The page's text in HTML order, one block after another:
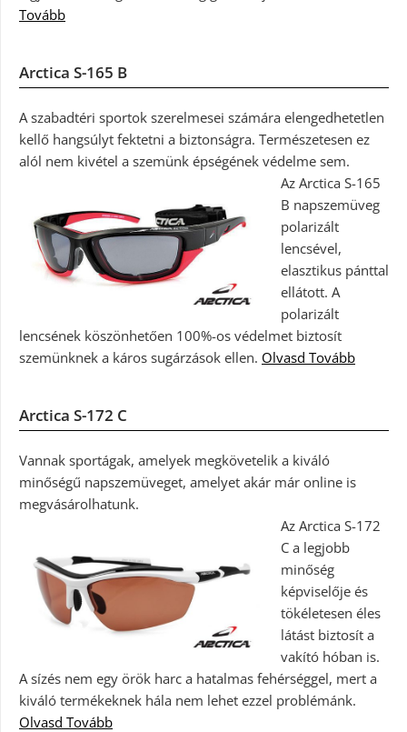
Tovább
Arctica S-165 B
A szabadtéri sportok szerelmesei számára elengedhetetlen
kellő hangsúlyt fektetni a biztonságra. Természetesen ez
alól nem kivétel a szemünk épségének védelme sem.
Az Arctica S-165
B napszemüveg
polarizált
lencsével,
elasztikus pánttal
ellátott. A
polarizált
lencsének köszönhetően 100%-os védelmet biztosít
szemünknek a káros sugárzások ellen. Olvasd Tovább
Arctica S-172 C
Vannak sportágak, amelyek megkövetelik a kiváló
minőségű napszemüveget, amelyet akár már online is
megvásárolhatunk.
Az Arctica S-172
C a legjobb
minőség
képviselője és
tökéletesen éles
látást biztosít a
vakító hóban is.
A sízés nem egy örök harc a hatalmas fehérséggel, mert a
kiváló termékeknek hála nem lehet ezzel problémánk.
Olvasd Tovább